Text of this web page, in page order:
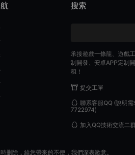
航 搜索
承接遊戲一條龍、遊戲
制開發、安卓APP定制
租！
提交工單
聯系客服QQ(說明需
7722974)
加入QQ技術交流二
删除，給您帶來的不便，我們深表歉意。